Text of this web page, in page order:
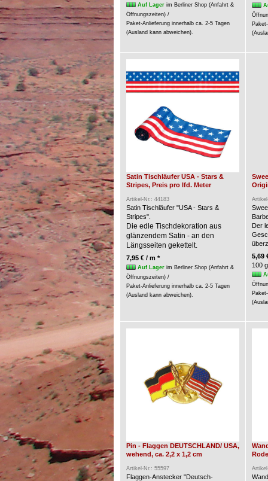
Auf Lagerim Berliner Shop (Anfahrt &
Öffnungszeiten) /
Paket-Anlieferung innerhalb ca. 2-5 Tagen
(Ausland kann abweichen).
Satin Tischläufer USA - Stars &
Stripes, Preis pro lfd. Meter
Artikel-Nr.: 44183
Satin Tischläufer "USA - Stars &
Stripes".
Die edle Tischdekoration aus
glänzendem Satin - an den
Längsseiten gekettelt.
7,95 € / m *
Auf Lagerim Berliner Shop (Anfahrt &
Öffnungszeiten) /
Paket-Anlieferung innerhalb ca. 2-5 Tagen
(Ausland kann abweichen).
Der
5,69
100
Pin - Flaggen DEUTSCHLAND/ USA,
wehend, ca. 2,2 x 1,2 cm
Artikel-Nr.: 55597
Flaggen-Anstecker "Deutsch-